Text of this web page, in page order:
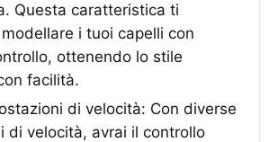
Questa caratteristica ti
i tuoi capelli con
ottenendo lo stile
facilità.
di velocità: Con diverse
di velocità, avrai il controllo